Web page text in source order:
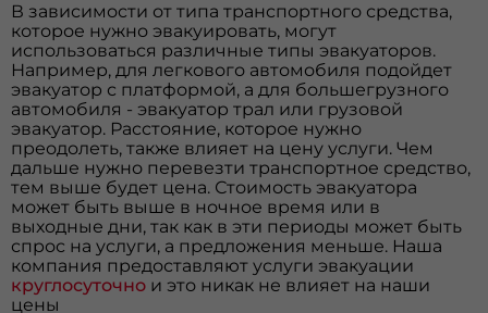
В зависимости от типа транспортного средства,
которое нужно эвакуировать, могут
использоваться различные типы эвакуаторов.
Например, для легкового автомобиля подойдет
эвакуатор с платформой, а для большегрузного
автомобиля - эвакуатор трал или грузовой
эвакуатор. Расстояние, которое нужно
преодолеть, также влияет на цену услуги. Чем
дальше нужно перевезти транспортное средство,
тем выше будет цена. Стоимость эвакуатора
может быть выше в ночное время или в
выходные дни, так как в эти периоды может быть
спрос на услуги, а предложения меньше. Наша
компания предоставляют услуги эвакуации
круглосуточно и это никак не влияет на наши
цены